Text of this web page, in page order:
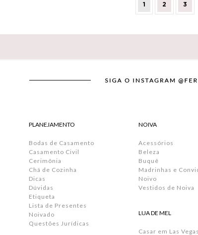
1 2 3
PLANEJAMENTO
Bodas de Casamento
Casamento Civil
Cerimônia
Chá de Cozinha
Dicas
Dúvidas
Etiqueta
Lista de Presentes
Noivado
Questões Jurídicas
NOIVA
Acessórios
Beleza
Buquê
Madrinhas e
Noivo
Vestidos de Noiva
LUA DE MEL
Casar em Las Vegas